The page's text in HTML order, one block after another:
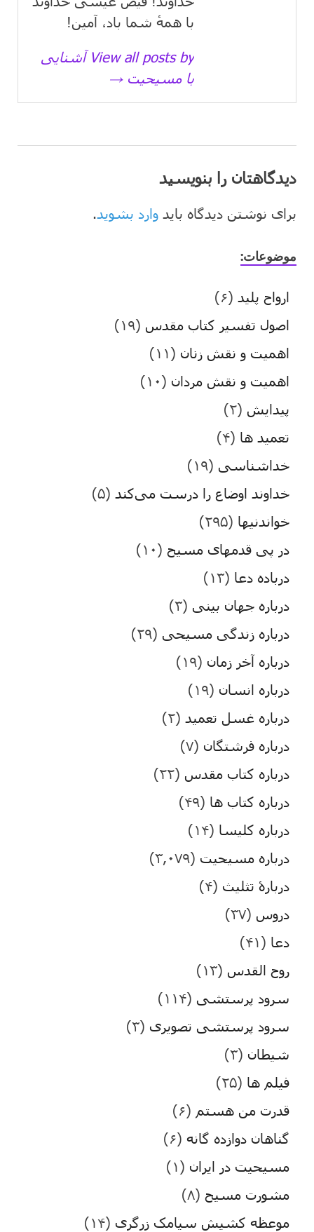
با همهٔ شما باد، آمین!
View all posts by آشنایی
با مسیحیت →
دیدگاهتان را بنویسید
برای نوشتن دیدگاه باید وارد بشوید.
موضوعات:
ارواح پلید (۶)
اصول تفسیر کتاب مقدس (۱۹)
اهمیت و نقش زنان (۱۱)
اهمیت و نقش مردان (۱۰)
پیدایش (۲)
تعمید ها (۴)
خداشناسی (۱۹)
خداوند اوضاع را درست می‌کند (۵)
خواندنیها (۲۹۵)
در پی قدمهای مسیح (۱۰)
درباده دعا (۱۳)
درباره جهان بینی (۳)
درباره زندگی مسیحی (۲۹)
درباره آخر زمان (۱۹)
درباره انسان (۱۹)
درباره غسل تعمید (۲)
درباره فرشتگان (۷)
درباره کتاب مقدس (۲۲)
درباره کتاب ها (۴۹)
درباره کلیسا (۱۴)
درباره مسیحیت (۳,۰۷۹)
دربارۀ تثلیث (۴)
دروس (۳۷)
دعا (۴۱)
روح القدس (۱۳)
سرود پرستشی (۱۱۴)
سرود پرستشی تصویری (۳)
شیطان (۳)
فیلم ها (۲۵)
قدرت من هستم (۶)
گناهان دوازده گانه (۶)
مسیحیت در ایران (۱)
مشورت مسیح (۸)
موعظه کشیش سیامک زرگری (۱۴)